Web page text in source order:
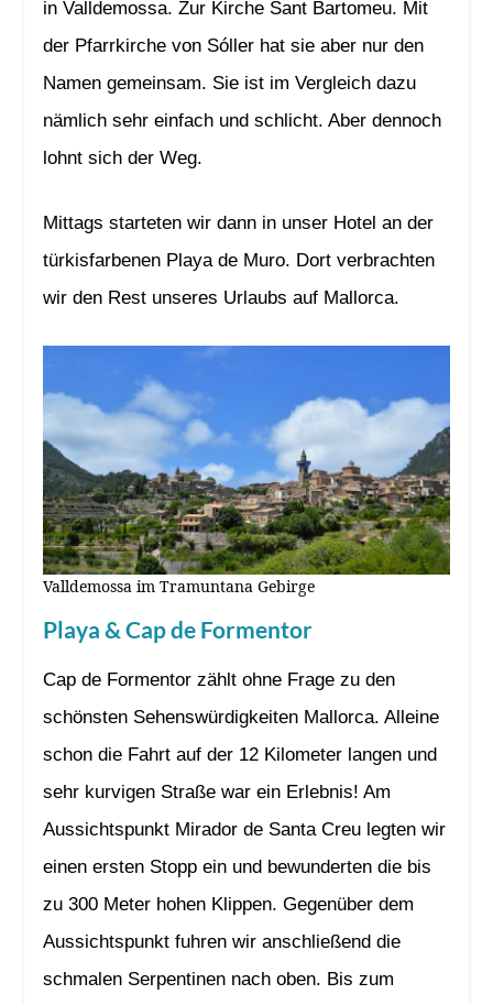
in Valldemossa. Zur Kirche Sant Bartomeu. Mit
der Pfarrkirche von Sóller hat sie aber nur den
Namen gemeinsam. Sie ist im Vergleich dazu
nämlich sehr einfach und schlicht. Aber dennoch
lohnt sich der Weg.
Mittags starteten wir dann in unser Hotel an der
türkisfarbenen Playa de Muro. Dort verbrachten
wir den Rest unseres Urlaubs auf Mallorca.
Valldemossa im Tramuntana Gebirge
Playa & Cap de Formentor
Cap de Formentor zählt ohne Frage zu den
schönsten Sehenswürdigkeiten Mallorca. Alleine
schon die Fahrt auf der 12 Kilometer langen und
sehr kurvigen Straße war ein Erlebnis! Am
Aussichtspunkt Mirador de Santa Creu legten wir
einen ersten Stopp ein und bewunderten die bis
zu 300 Meter hohen Klippen. Gegenüber dem
Aussichtspunkt fuhren wir anschließend die
schmalen Serpentinen nach oben. Bis zum